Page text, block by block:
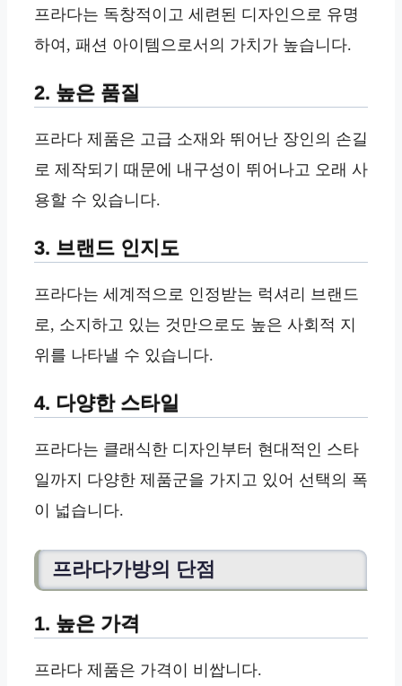
프라다는 독창적이고 세련된 디자인으로 유명
하여, 패션 아이템으로서의 가치가 높습니다.
2. 높은 품질
프라다 제품은 고급 소재와 뛰어난 장인의 손길
로 제작되기 때문에 내구성이 뛰어나고 오래 사
용할 수 있습니다.
3. 브랜드 인지도
프라다는 세계적으로 인정받는 럭셔리 브랜드
로, 소지하고 있는 것만으로도 높은 사회적 지
위를 나타낼 수 있습니다.
4. 다양한 스타일
프라다는 클래식한 디자인부터 현대적인 스타
일까지 다양한 제품군을 가지고 있어 선택의 폭
이 넓습니다.
프라다가방의 단점
1. 높은 가격
프라다 제품은 가격이 비쌉니다.